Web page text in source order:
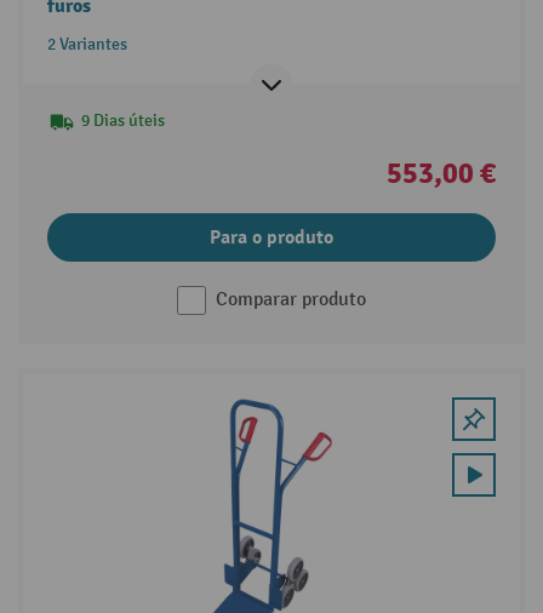
furos
2 Variantes
9 Dias úteis
553,00 €
Para o produto
Comparar produto